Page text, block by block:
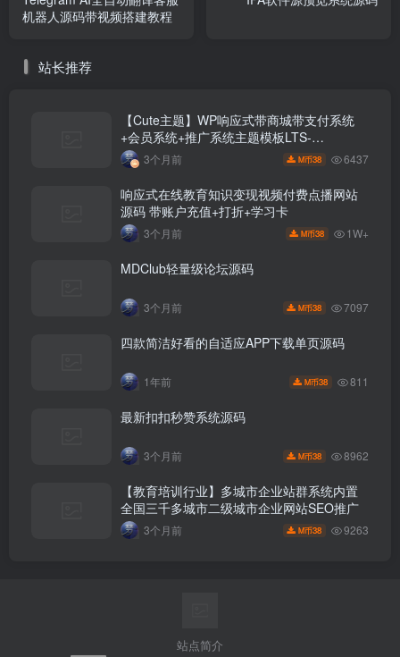
机器人源码带视频搭建教程
站长推荐
【Cute主题】WP响应式带商城带支付系统
+会员系统+推广系统主题模板LTS-
190929[WordPress主题]
3个月前 M币38 6437
响应式在线教育知识变现视频付费点播网站
源码 带账户充值+打折+学习卡
3个月前 M币38 1W+
MDClub轻量级论坛源码
3个月前 M币38 7097
四款简洁好看的自适应APP下载单页源码
1年前 M币38 811
最新扣扣秒赞系统源码
3个月前 M币38 8962
【教育培训行业】多城市企业站群系统内置
全国三千多城市二级城市企业网站SEO推广
3个月前 M币38 9263
站点简介